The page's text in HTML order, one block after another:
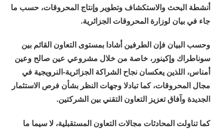
أنشطة البحث والاستكشاف وتطوير وإنتاج المحروقات، حسب ما
جاء في بيان لوزارة المحروقات الجزائرية.
وحسب البيان فإن الطرفين أشادا بمستوى التعاون القائم بين
سوناطراك وإكينور، خاصة من خلال مشروعي عين صالح وعين
أمناس، اللذين يعكسان نجاح الشراكة الجزائرية-النرويجية في
مجال المحروقات، كما تبادلا وجهات النظر بشأن فرص الاستثمار
الجديدة وآفاق تعزيز التعاون التقني بين الشركتين.
كما تناولت المحادثات مجالات التعاون المستقبلية، لا سيما ما